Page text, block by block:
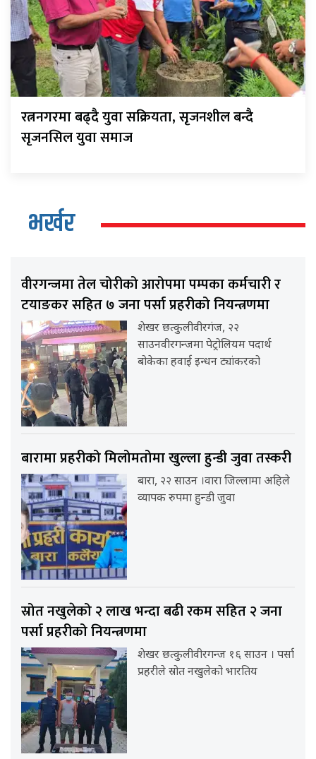
रत्ननगरमा बढ्दै युवा सक्रियता, सृजनशील बन्दै
सृजनसिल युवा समाज
भर्खर
वीरगन्जमा तेल चोरीको आरोपमा पम्पका कर्मचारी र
टयाङकर सहित ७ जना पर्सा प्रहरीको नियन्त्रणमा
शेखर छत्कुलीवीरगंज, २२
साउनवीरगन्जमा पेट्रोलियम पदार्थ
बोकेका हवाई इन्धन ट्यांकरको
बारामा प्रहरीको मिलोमतोमा खुल्ला हुन्डी जुवा तस्करी
बारा, २२ साउन ।वारा जिल्लामा अहिले
व्यापक रुपमा हुन्डी जुवा
स्रोत नखुलेको २ लाख भन्दा बढी रकम सहित २ जना
पर्सा प्रहरीको नियन्त्रणमा
शेखर छत्कुलीवीरगन्ज १६ साउन । पर्सा
प्रहरीले स्रोत नखुलेको भारतिय